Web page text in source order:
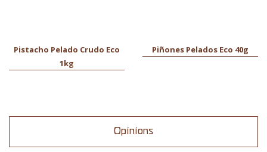
Pistacho Pelado Crudo Eco
1kg
Piñones Pelados Eco 40g
Opinions